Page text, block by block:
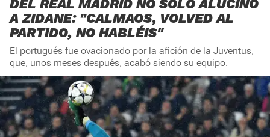
DEL REAL MADRID NO SOLO ALUCINÓ
A ZIDANE: "CALMAOS, VOLVED AL
PARTIDO, NO HABLÉIS"
El portugués fue ovacionado por la afición de la Juventus,
que, unos meses después, acabó siendo su equipo.